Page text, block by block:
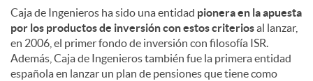
Caja de Ingenieros ha sido una entidad pionera en la apuesta
por los productos de inversióncon estos criteriosal lanzar,
en 2006, el primer fondo de inversión con filosofía ISR.
Además, Caja de Ingenieros también fue la primera entidad
española en lanzar un plan de pensiones que tiene como